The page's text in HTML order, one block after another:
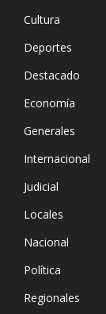
Cultura
Deportes
Destacado
Economía
Generales
Internacional
Judicial
Locales
Nacional
Política
Regionales